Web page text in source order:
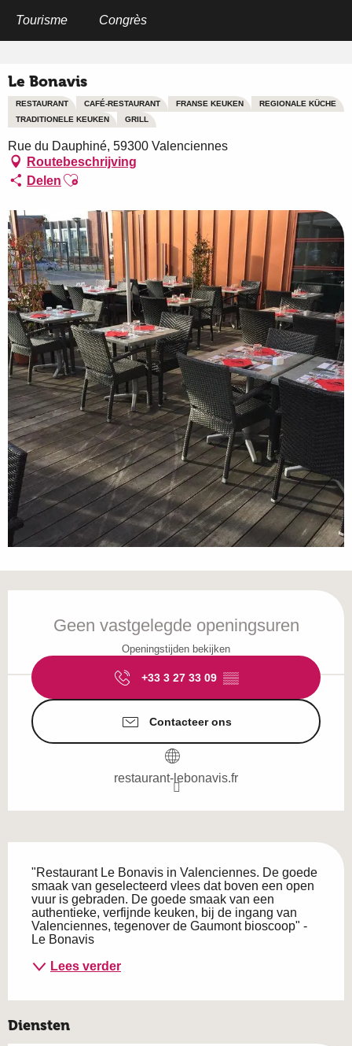
Tourisme Congrès
Le Bonavis
RESTAURANT CAFÉ-RESTAURANT FRANSE KEUKEN
REGIONALE KÜCHE
TRADITIONELE KEUKEN
GRILL
Rue du Dauphiné, 59300 Valenciennes
Routebeschrijving
Delen Ajouter aux favoris
Geen vastgelegde openingsuren
Openingstijden bekijken
+33 3 27 33 09 ▒▒
Contacteer ons
restaurant-lebonavis.fr
"Restaurant Le Bonavis in Valenciennes. De goede
smaak van geselecteerd vlees dat boven een open
vuur is gebraden. De goede smaak van een
authentieke, verfijnde keuken, bij de ingang van
Valenciennes, tegenover de Gaumont bioscoop" -
Le Bonavis
Lees verder
Diensten